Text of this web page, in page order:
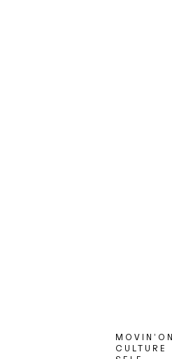
MOVIN’ON
CULTURE